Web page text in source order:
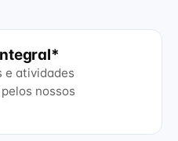
e atividades
nossos